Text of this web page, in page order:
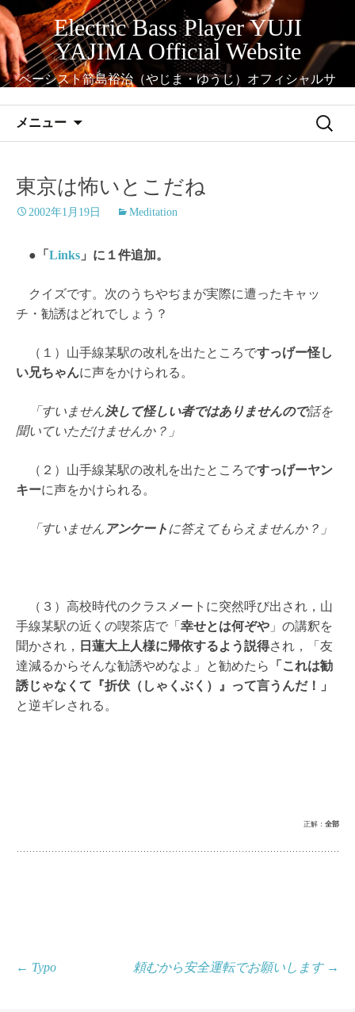
コ
ン
テ
ン
ツ
へ
Electric Bass Player YUJI
YAJIMA Official Website
ベーシスト箭島裕治（やじま・ゆうじ）オフィシャルサ
メニュー
検
東京は怖いとこだね
2002年1月19日 Meditation
●「 Links 」に１件追加。
クイズです。次のうちやぢまが実際に遭ったキャッ
チ・勧誘はどれでしょう？
（１）山手線某駅の改札を出たところですっげー怪し
い兄ちゃんに声をかけられる。
「すいません決して怪しい者ではありませんので話を
聞いていただけませんか？」
（２）山手線某駅の改札を出たところですっげーヤン
キーに声をかけられる。
「すいません アンケート に答えてもらえませんか？」
（３）高校時代のクラスメートに突然呼び出され，山
手線某駅の近くの喫茶店で「 幸せとは何ぞや 」の講釈を
聞かされ，
日蓮大上人様に帰依するよう説得され，「友
達減るからそんな勧誘やめなよ」と勧めたら
「これは勧
誘じゃなくて『折伏（しゃくぶく）』って言うんだ！」
と逆ギレされる。
正解： 全部
投← Typo 頼むから安全運転でお願いします →